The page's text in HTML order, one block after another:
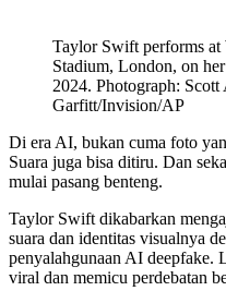
Taylor Swift performs at
Stadium, London, on
2024. Photograph: Scott
Garfitt/Invision/AP
Di era AI, bukan cuma foto
Suara juga bisa ditiru. Dan
mulai pasang benteng.
Taylor Swift dikabarkan
suara dan identitas visualnya
penyalahgunaan AI deepfake.
viral dan memicu perdebatan